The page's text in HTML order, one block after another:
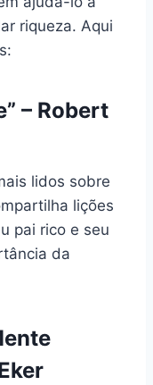
riqueza. Aqui
– Robert
lidos sobre
lições
pai rico e seu
da